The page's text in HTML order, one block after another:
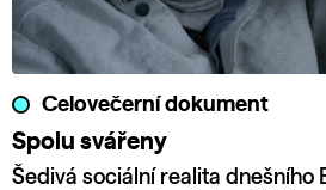
Celovečerní dokument
Spolu svářeny
Šedivá sociální realita dnešního